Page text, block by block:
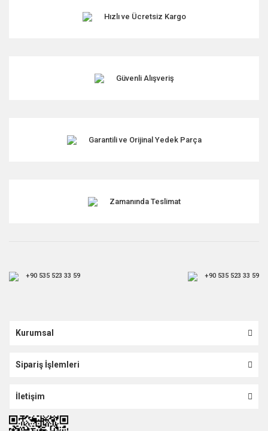
Ürün resmi kalitesiz, bozuk veya görüntülenemiyor.
Ürün fiyatı diğer sitelerden daha pahalı.
Hızlı ve Ücretsiz Kargo
Güvenli Alışveriş
Garantili ve Orijinal Yedek Parça
Zamanında Teslimat
+90 535 523 33 59 +90 535 523 33 59
Kurumsal
Sipariş İşlemleri
İletişim